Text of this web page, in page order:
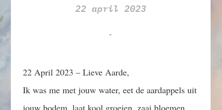
22 april 2023
.
22 April 2023 – Lieve Aarde,
Ik was me met jouw water, eet de aardappels uit
jouw bodem, laat kool groeien, zaai bloemen